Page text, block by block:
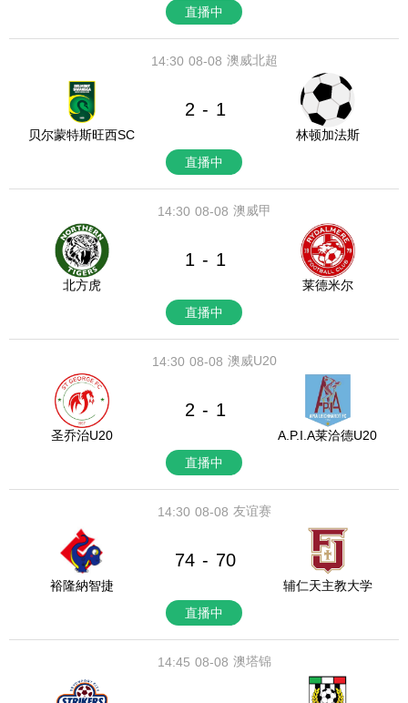
直播中
08-08
14:30 澳威北超
贝尔蒙特斯旺西SC
2 - 1
林顿加法斯
直播中
08-08
14:30 澳威甲
北方虎
1 - 1
莱德米尔
直播中
08-08
14:30 澳威U20
圣乔治U20
2 - 1
A.P.I.A莱洽德U20
直播中
08-08
14:30 友谊赛
裕隆納智捷
74 - 70
辅仁天主教大学
直播中
08-08
14:45 澳塔锦